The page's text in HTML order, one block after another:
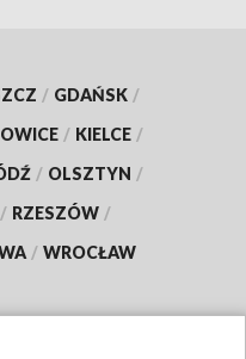
/ GDAŃSK /
/ KIELCE /
/ OLSZTYN /
/ RZESZÓW /
/ WROCŁAW